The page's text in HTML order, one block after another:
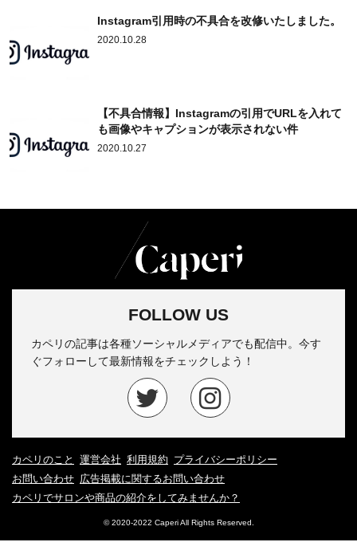
Instagram引用時の不具合を改修いたしました。
2020.10.28
【不具合情報】Instagramの引用でURLを入れて
も画像やキャプションが表示されない件
2020.10.27
FOLLOW US
カペリの記事は各種ソーシャルメディアでも配信中。今す
ぐフォローして最新情報をチェックしよう！
カペリのこと 運営会社 利用規約 プライバシーポリシー
お問い合わせ 広告掲載に関するお問い合わせ
カペリでサロンや商品の紹介をしてみませんか？
© 2020-2022 Caperi All Rights Reserved.